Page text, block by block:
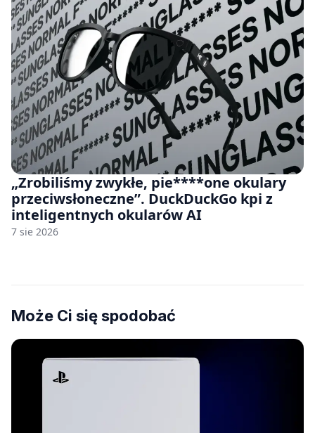
„Zrobiliśmy zwykłe, pie****one okulary
przeciwsłoneczne”. DuckDuckGo kpi z
inteligentnych okularów AI
7 sie 2026
Może Ci się spodobać